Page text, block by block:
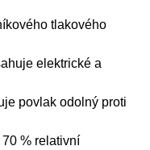
tlakového
elektrické a
povlak odolný proti
% relativní